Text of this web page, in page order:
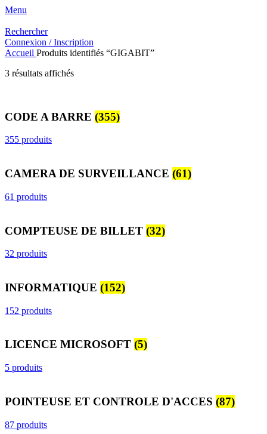
Menu
Rechercher
Connexion / Inscription
Accueil Produits identifiés “GIGABIT”
3 résultats affichésTrié
au
CODE A BARRE (355)
355 produits
CAMERA DE SURVEILLANCE (61)
61 produits
COMPTEUSE DE BILLET (32)
32 produits
INFORMATIQUE (152)
152 produits
LICENCE MICROSOFT (5)
5 produits
POINTEUSE ET CONTROLE D'ACCES (87)
87 produits